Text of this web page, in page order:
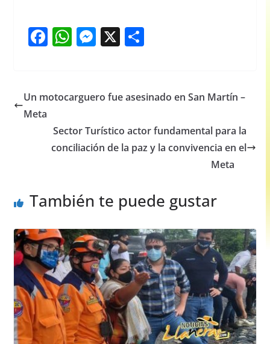
F
e
o
o
W
s
p
p
M
e
g
er
X S
e
Un motocarguero fue asesinado en San Martín –
Meta
Sector Turístico actor fundamental para la
conciliación de la paz y la convivencia en el
Meta
También te puede gustar